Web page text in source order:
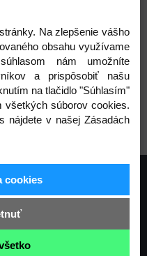
Kód: 340413
0,03
€
Na zlepšenie vášho
obsahu využívame
nám umožníte
a prispôsobiť našu
na tlačidlo "Súhlasím"
všetkých súborov cookies.
nájdete v našej Zásadách
cookies